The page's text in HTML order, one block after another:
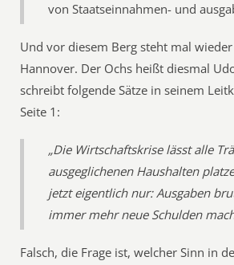
von Staatseinnahmen- und
Und vor diesem Berg steht mal
Hannover. Der Ochs heißt diesmal
schreibt folgende Sätze in seinem
Seite 1:
„Die Wirtschaftskrise lässt alle
ausgeglichenen Haushalten
jetzt eigentlich nur: Ausgaben
immer mehr neue Schulden
Falsch, die Frage ist, welcher Sinn in